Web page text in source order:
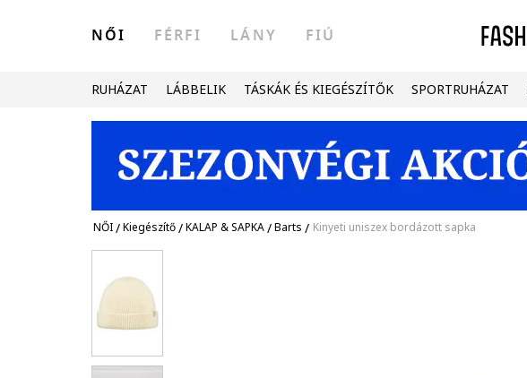
NŐI FÉRFI LÁNY FIÚ
RUHÁZAT LÁBBELIK TÁSKÁK ÉS KIEGÉSZÍTŐK SPORTRUHÁZAT
NŐI/Kiegészítő/KALAP & SAPKA/Barts / Kinyeti uniszex bordázott sapka